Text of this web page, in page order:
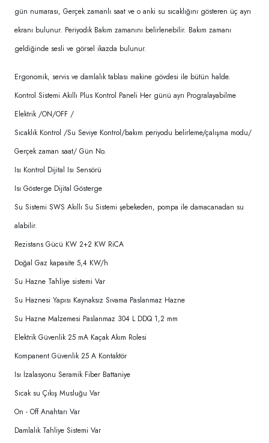
gün numarası, Gerçek zamanlı saat ve o anki su sıcaklığını gösteren üç ayrı
ekranı bulunur. Periyodik Bakım zamanını belirlenebilir. Bakım zamanı
geldiğinde sesli ve görsel ikazda bulunur.
Ergonomik, servis ve damlalık tablası makine gövdesi ile bütün halde.
Kontrol Sistemi Akıllı Plus Kontrol Paneli Her günü ayrı Progralayabilme
Elektrik /ON/OFF /
Sıcaklık Kontrol /Su Seviye Kontrol/bakım periyodu belirleme/çalışma modu/
Gerçek zaman saat/ Gün No.
Isı Kontrol Dijital Isı Sensörü
Isı Gösterge Dijital Gösterge
Su Sistemi SWS Akıllı Su Sistemi şebekeden, pompa ile damacanadan su
alabilir.
Rezistans Gücü KW 2+2 KW RiCA
Doğal Gaz kapasite 5,4 KW/h
Su Hazne Tahliye sistemi Var
Su Haznesi Yapısı Kaynaksız Sıvama Paslanmaz Hazne
Su Hazne Malzemesi Paslanmaz 304 L DDQ 1,2 mm
Elektrik Güvenlik 25 mA Kaçak Akım Rolesi
Kompanent Güvenlik 25 A Kontaktör
Isı İzalasyonu Seramik Fiber Battaniye
Sıcak su Çıkış Musluğu Var
On - Off Anahtarı Var
Damlalık Tahliye Sistemi Var